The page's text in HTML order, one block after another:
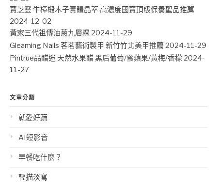
寶芝靈 牛樟椴木子實體晶萃 高濃度國寶頂級保養聖品推薦
2024-12-02
黃家三代祖傳油蔥九層粿 2024-11-29
Gleaming Nails 茖茗藝術製甲 新竹竹北美甲推薦 2024-11-29
Pintrue品醋迷 天然水果醋 黑后葡萄/蜜蘋果/黃梅/香檬 2024-
11-27
文章分類
就愛好蔬
AI短影音
早餐吃什麼？
輕描淡寫